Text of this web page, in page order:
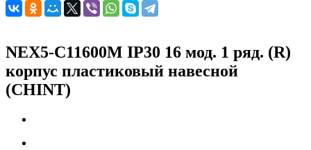
NEX5-C11600M IP30 16 мод. 1 ряд. (R)
корпус пластиковый навесной
(CHINT)